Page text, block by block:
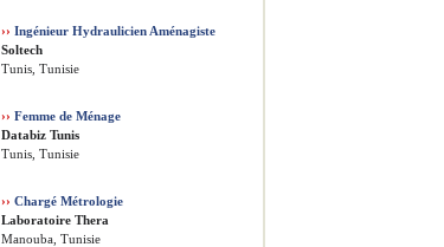
›› Ingénieur Hydraulicien Aménagiste
Soltech
Tunis, Tunisie
›› Femme de Ménage
Databiz Tunis
Tunis, Tunisie
›› Chargé Métrologie
Laboratoire Thera
Manouba, Tunisie